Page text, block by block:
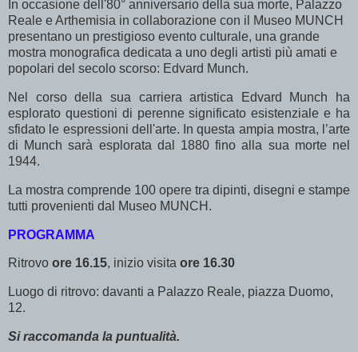
In occasione dell'80° anniversario della sua morte, Palazzo
Reale e Arthemisia in collaborazione con il Museo MUNCH
presentano un prestigioso evento culturale, una grande
mostra monografica dedicata a uno degli artisti più amati e
popolari del secolo scorso: Edvard Munch.
Nel corso della sua carriera artistica Edvard Munch ha
esplorato questioni di perenne significato esistenziale e ha
sfidato le espressioni dell'arte. In questa ampia mostra, l’arte
di Munch sarà esplorata dal 1880 fino alla sua morte nel
1944.
La mostra comprende 100 opere tra dipinti, disegni e stampe
tutti provenienti dal Museo MUNCH.
PROGRAMMA
Ritrovo ore 16.15, inizio visita ore 16.30
Luogo di ritrovo: davanti a Palazzo Reale, piazza Duomo,
12.
Si raccomanda la puntualità.